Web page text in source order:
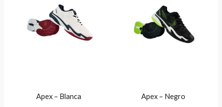
Apex – Blanca Apex – Negro